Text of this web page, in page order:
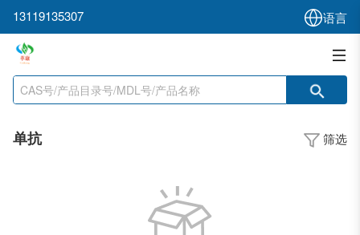
13119135307 语言
单抗 筛选